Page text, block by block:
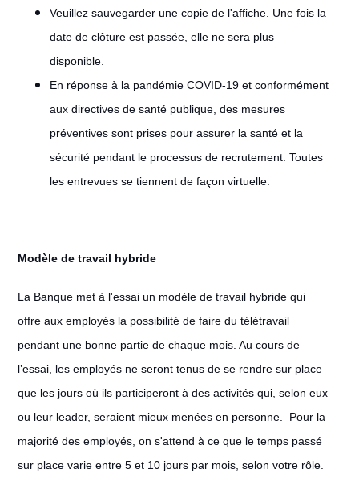
Veuillez sauvegarder une copie de l'affiche. Une fois la
date de clôture est passée, elle ne sera plus
disponible.
En réponse à la pandémie COVID-19 et conformément
aux directives de santé publique, des mesures
préventives sont prises pour assurer la santé et la
sécurité pendant le processus de recrutement. Toutes
les entrevues se tiennent de façon virtuelle.
Modèle de travail hybride
La Banque met à l'essai un modèle de travail hybride qui
offre aux employés la possibilité de faire du télétravail
pendant une bonne partie de chaque mois. Au cours de
l’essai, les employés ne seront tenus de se rendre sur place
que les jours où ils participeront à des activités qui, selon eux
ou leur leader, seraient mieux menées en personne. Pour la
majorité des employés, on s'attend à ce que le temps passé
sur place varie entre 5 et 10 jours par mois, selon votre rôle.